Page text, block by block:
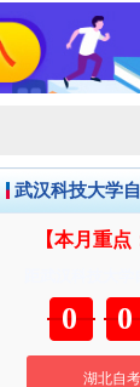
武汉科技大学
【本月重
距武汉科技大
湖北自